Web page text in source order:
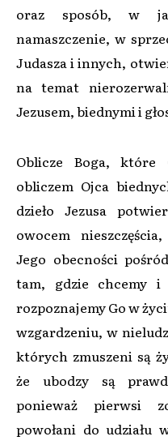
oraz sposób, w
namaszczenie, w
Judasza i innych,
na temat
Jezusem, biednymi i
Oblicze Boga, które
obliczem Ojca
dzieło Jezusa
owocem
Jego obecności
tam, gdzie chcemy i
rozpoznajemy Go w
wzgardzeniu, w
których zmuszeni są
że ubodzy są
ponieważ pierwsi
powołani do udziału